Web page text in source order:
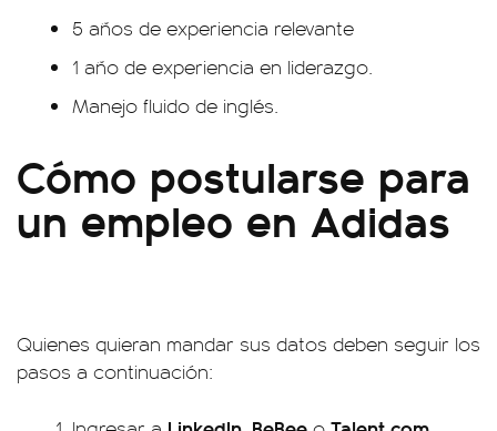
5 años de experiencia relevante
1 año de experiencia en liderazgo.
Manejo fluido de inglés.
Cómo postularse para
un empleo en Adidas
Quienes quieran mandar sus datos deben seguir los
pasos a continuación: